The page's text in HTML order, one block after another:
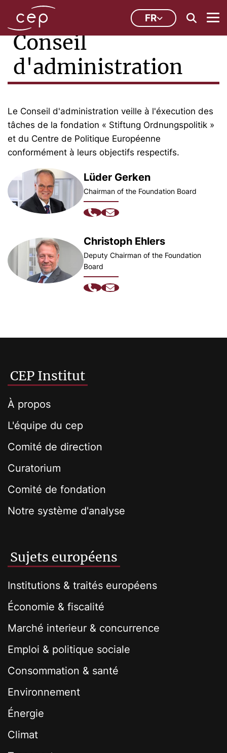
FR
Conseil
d'administration
Le Conseil d'administration veille à l'éxecution des
tâches de la fondation « Stiftung Ordnungspolitik »
et du Centre de Politique Européenne
conformément à leurs objectifs respectifs.
Lüder Gerken
Chairman of the Foundation Board
Christoph Ehlers
Deputy Chairman of the Foundation
Board
CEP Institut
À propos
L'équipe du cep
Comité de direction
Curatorium
Comité de fondation
Notre système d'analyse
Sujets européens
Institutions & traités européens
Économie & fiscalité
Marché interieur & concurrence
Emploi & politique sociale
Consommation & santé
Environnement
Énergie
Climat